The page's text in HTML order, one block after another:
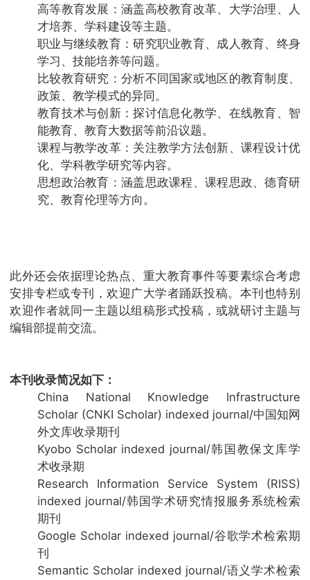
高等教育发展：涵盖高校教育改革、大学治理、人
才培养、学科建设等主题。
职业与继续教育：研究职业教育、成人教育、终身
学习、技能培养等问题。
比较教育研究：分析不同国家或地区的教育制度、
政策、教学模式的异同。
教育技术与创新：探讨信息化教学、在线教育、智
能教育、教育大数据等前沿议题。
课程与教学改革：关注教学方法创新、课程设计优
化、学科教学研究等内容。
思想政治教育：涵盖思政课程、课程思政、德育研
究、教育伦理等方向。
此外还会依据理论热点、重大教育事件等要素综合考虑
安排专栏或专刊，欢迎广大学者踊跃投稿。本刊也特别
欢迎作者就同一主题以组稿形式投稿，或就研讨主题与
编辑部提前交流。
本刊收录简况如下：
China National Knowledge Infrastructure
Scholar (CNKI Scholar) indexed journal/中国知网
外文库收录期刊
Kyobo Scholar indexed journal/韩国教保文库学
术收录期
Research Information Service System (RISS)
indexed journal/韩国学术研究情报服务系统检索
期刊
Google Scholar indexed journal/谷歌学术检索期
刊
Semantic Scholar indexed journal/语义学术检索